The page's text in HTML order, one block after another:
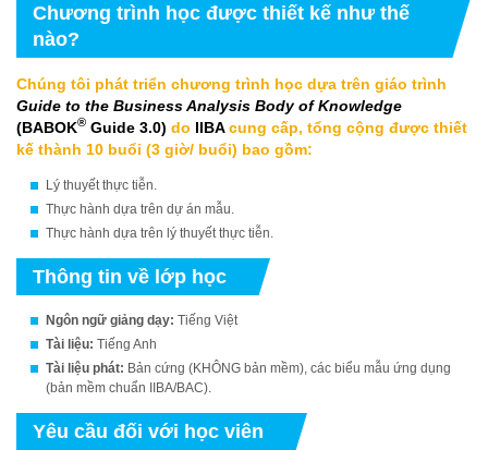
Chương trình học được thiết kế như thế
nào?
Chúng tôi phát triển chương trình học dựa trên giáo trình
Guide to the Business Analysis Body of Knowledge
(BABOK® Guide 3.0) do IIBAcung cấp, tổng cộng được thiết
kế thành 10 buổi (3 giờ/ buổi) bao gồm:
Lý thuyết thực tiễn.
Thực hành dựa trên dự án mẫu.
Thực hành dựa trên lý thuyết thực tiễn.
Thông tin về lớp học
Ngôn ngữ giảng dạy: Tiếng Việt
Tài liệu: Tiếng Anh
Tài liệu phát: Bản cứng (KHÔNG bản mềm), các biểu mẫu ứng dụng
(bản mềm chuẩn IIBA/BAC).
Yêu cầu đối với học viên